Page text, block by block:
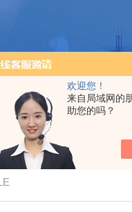
欢迎您！
来自局域网的
助您的吗？